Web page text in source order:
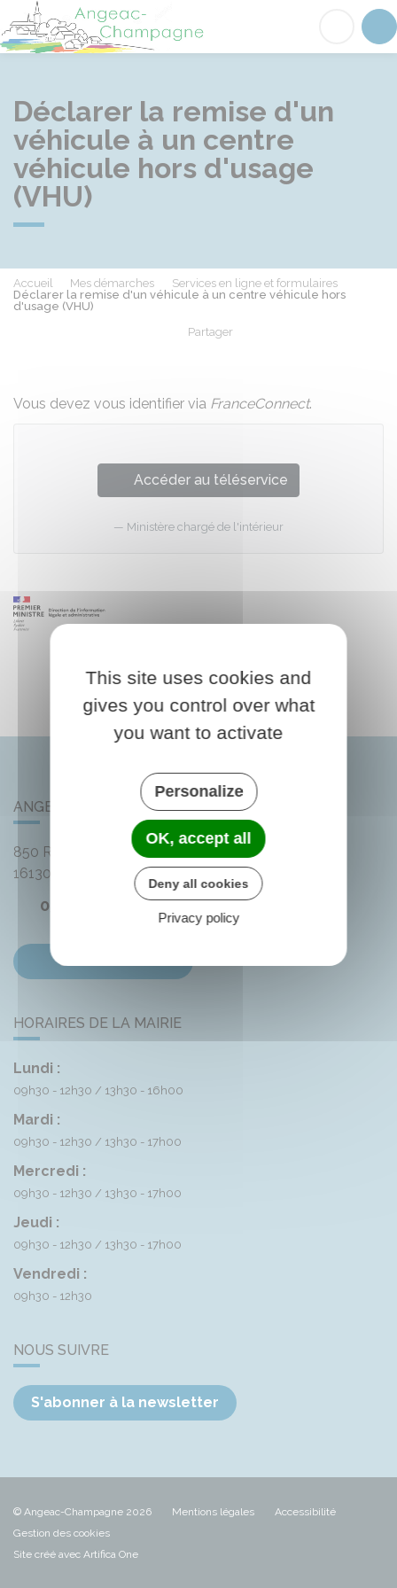
Angeac-Champagne
Déclarer la remise d'un
véhicule à un centre
véhicule hors d'usage
(VHU)
Accueil Mes démarches
Services en ligne et formulaires
Déclarer la remise d'un véhicule à un centre véhicule hors
d'usage (VHU)
Partager
Vous devez vous identifier via FranceConnect.
Accéder au téléservice
Ministère chargé de l'intérieur
ANGEAC-CHAMPAGNE
850 Rue des Distilleries
16130
Angeac-Champagne
05 45 83 74 42
Contactez-nous
HORAIRES DE LA MAIRIE
Lundi :
09h30 - 12h30 13h30 - 16h00
Mardi :
09h30 - 12h30 13h30 - 17h00
Mercredi :
09h30 - 12h30 13h30 - 17h00
Jeudi :
09h30 - 12h30 13h30 - 17h00
Vendredi :
09h30 - 12h30
NOUS SUIVRE
S'abonner à la newsletter
© Angeac-Champagne 2026 Mentions légales
Accessibilité
Gestion des cookies
Site créé avec Artifica One
This site uses cookies and
gives you control over what
you want to activate
Personalize
OK, accept all
Deny all cookies
Privacy policy